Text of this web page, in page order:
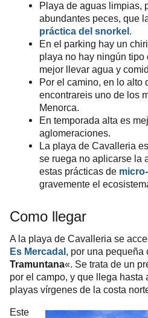
Playa de aguas limpias,
abundantes peces, que
práctica del snorkel .
En el parking hay un
playa no hay ningún
mejor llevar agua y
Por el camino, en lo alto
encontrareis uno de los
Menorca.
En temporada alta es
aglomeraciones.
La playa de Cavalleria
se ruega no aplicarse la
estas prácticas de
gravemente el
Como llegar
A la playa de Cavalleria se
Es Mercadal , por una pequeña
Tramuntana«. Se trata de un
por el campo, y que llega hasta
playas vírgenes de la costa
Este